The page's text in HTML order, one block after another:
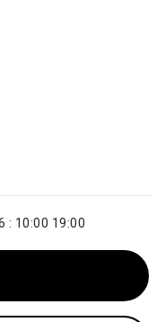
: 10:00 19:00